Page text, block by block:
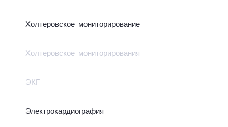
Хол­те­ров­ское мо­ни­то­ри­ро­ва­ние
Холтеровское мониторирования
ЭКГ
Элек­тро­кар­ди­о­гра­фия